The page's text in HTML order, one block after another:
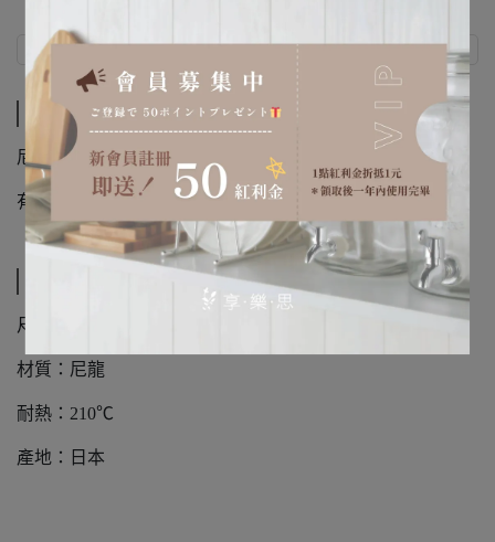
商品介紹 規格說明
商品介紹
尼龍材質輕巧、防燙，耐高溫，不傷碗盤鍋具
有吊孔可吊掛
尺寸：228x150mm
材質：尼龍
耐熱：210℃
產地：日本